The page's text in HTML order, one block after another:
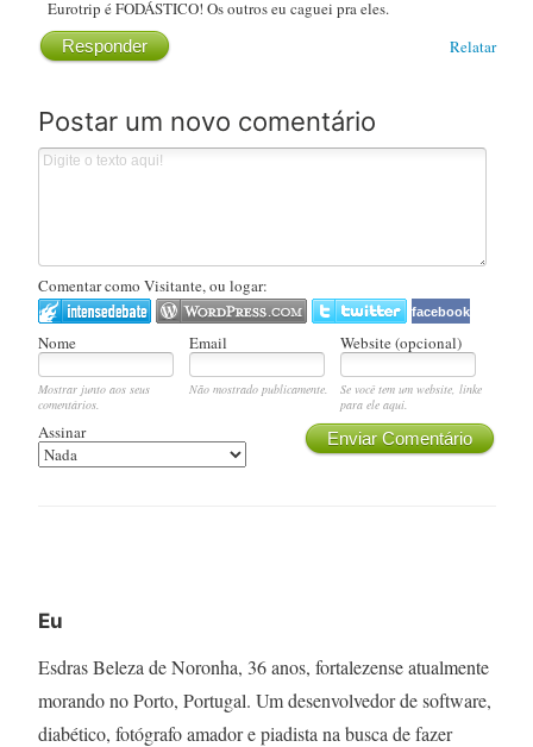
Eurotrip é FODÁSTICO! Os outros eu caguei pra eles.
Relatar
Responder
Postar um novo comentário
Comentar como Visitante, ou logar:
facebook
Nome Email Website (opcional)
Mostrar junto aos seus
comentários.
Não mostrado publicamente.
Se você tem um website, linke
para ele aqui.
Enviar Comentário
Assinar
Eu
Esdras Beleza de Noronha, 36 anos, fortalezense atualmente
morando no Porto, Portugal. Um desenvolvedor de software,
diabético, fotógrafo amador e piadista na busca de fazer